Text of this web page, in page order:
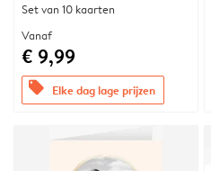
Set van 10 kaarten
Vanaf
€ 9,99
offers Elke dag lage prijzen